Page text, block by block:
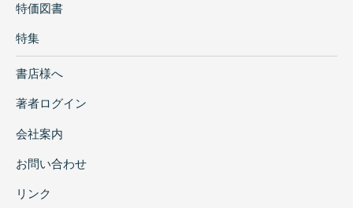
特価図書
特集
書店様へ
著者ログイン
会社案内
お問い合わせ
リンク